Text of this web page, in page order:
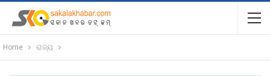
Home ରାଜ୍ୟ